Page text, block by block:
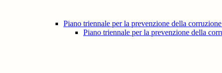
Piano triennale per la prevenzione della
Piano triennale per la prevenzione della